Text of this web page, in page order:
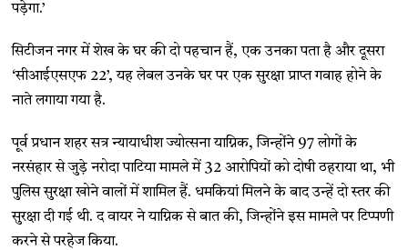
पड़ेगा.​’
सिटीजन नगर में शेख के घर की दो पहचान हैं, एक उनका पता है और दूसरा ​
‘सीआईएसएफ 22​’, यह लेबल उनके घर पर एक सुरक्षा प्राप्त गवाह होने के
नाते लगाया गया है.
पूर्व प्रधान शहर सत्र न्यायाधीश ज्योत्सना याग्निक, जिन्होंने 97 लोगों के
नरसंहार से जुड़े नरोदा पाटिया मामले में 32 आरोपियों को दोषी ठहराया था, भी
पुलिस सुरक्षा खोने वालों में शामिल हैं. धमकियां मिलने के बाद उन्हें दो स्तर की
सुरक्षा दी गई थी. द वायर ने याग्निक से बात की, जिन्होंने इस मामले पर टिप्पणी
करने से परहेज किया.